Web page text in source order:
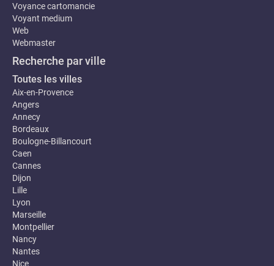
Voyance cartomancie
Voyant medium
Web
Webmaster
Recherche par ville
Toutes les villes
Aix-en-Provence
Angers
Annecy
Bordeaux
Boulogne-Billancourt
Caen
Cannes
Dijon
Lille
Lyon
Marseille
Montpellier
Nancy
Nantes
Nice